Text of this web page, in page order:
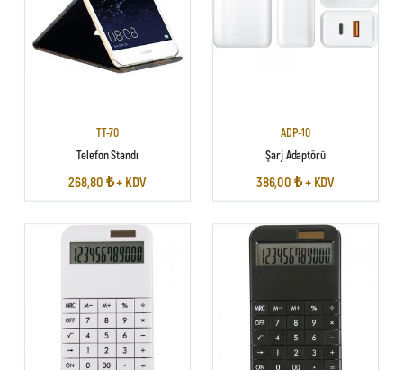
TT-70
Telefon Standı
268,80 ₺ + KDV
ADP-10
Şarj Adaptörü
386,00 ₺ + KDV